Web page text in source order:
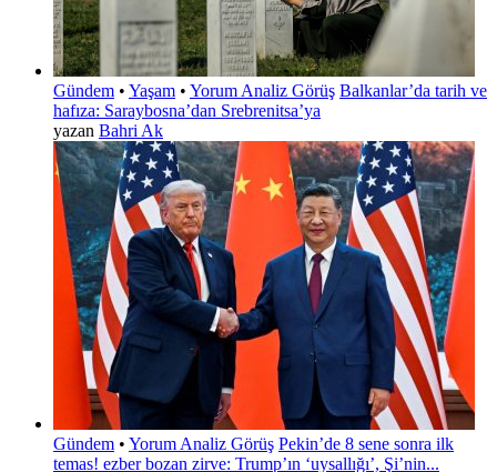
Gündem • Yaşam • Yorum Analiz Görüş Balkanlar’da tarih ve
hafıza: Saraybosna’dan Srebrenitsa’ya
yazan Bahri Ak
Gündem • Yorum Analiz Görüş Pekin’de 8 sene sonra ilk
temas! ezber bozan zirve: Trump’ın ‘uysallığı’, Şi’nin...